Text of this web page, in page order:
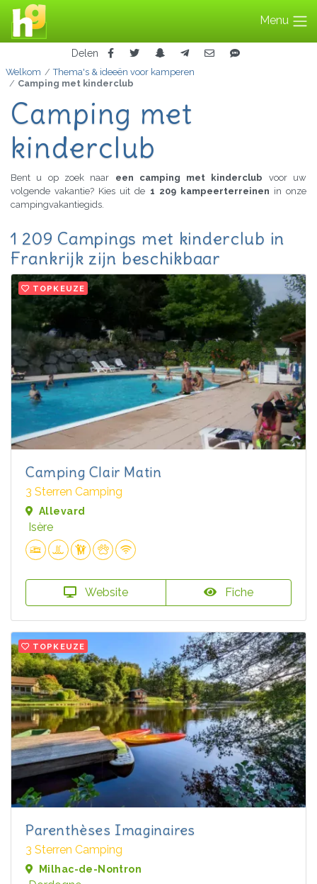
Menu
Delen
Welkom
Thema's & ideeën voor kamperen
Camping met kinderclub
Camping met
kinderclub
Bent u op zoek naar een camping met kinderclub voor uw
volgende vakantie? Kies uit de 1 209 kampeerterreinen in onze
campingvakantiegids.
1 209 Campings met kinderclub in
Frankrijk zijn beschikbaar
TOPKEUZE
Camping Clair Matin
3 Sterren Camping
Allevard
Isère
Website Fiche
TOPKEUZE
Parenthèses Imaginaires
3 Sterren Camping
Milhac-de-Nontron